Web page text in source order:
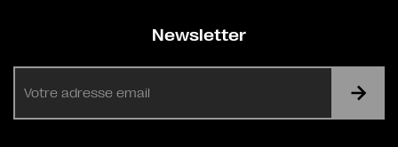
Newsletter